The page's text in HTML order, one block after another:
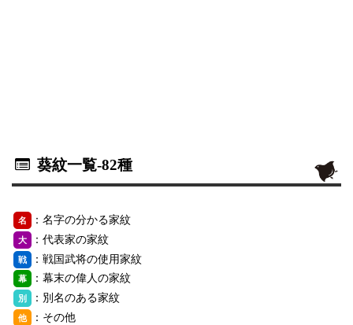
葵紋一覧-82種
名 ：名字の分かる家紋
大 ：代表家の家紋
戦 ：戦国武将の使用家紋
幕 ：幕末の偉人の家紋
別 ：別名のある家紋
他 ：その他